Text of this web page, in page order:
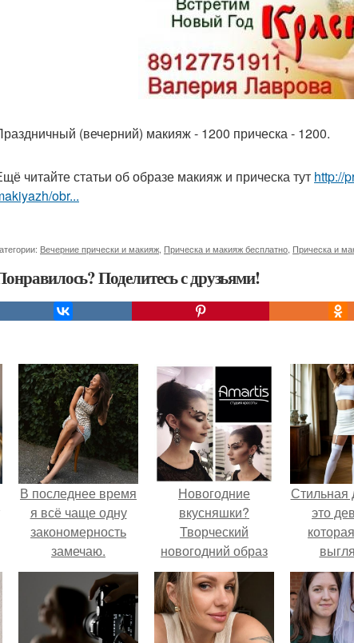
(вечерний) макияж - 1200 прическа - 1200.
читайте статьи об образе макияж и прическа тут http://
obr...
Вечерние прически и макияж Прическа и макияж бесплатно Прическа и
Поделитесь с друзьями!
В последнее время
я всё чаще одну
закономерность
замечаю.
Новогодние
вкусняшки?
Творческий
новогодний образ
для фотосессии?
Стильная
это